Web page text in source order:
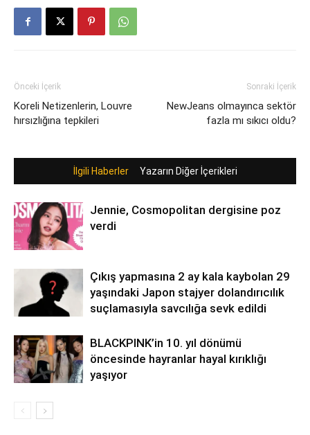
Önceki İçerik
Koreli Netizenlerin, Louvre
hırsızlığına tepkileri
Sonraki İçerik
NewJeans olmayınca sektör
fazla mı sıkıcı oldu?
İlgili Haberler Yazarın Diğer İçerikleri
Jennie, Cosmopolitan dergisine poz
verdi
Çıkış yapmasına 2 ay kala kaybolan 29
yaşındaki Japon stajyer dolandırıcılık
suçlamasıyla savcılığa sevk edildi
BLACKPINK’in 10. yıl dönümü
öncesinde hayranlar hayal kırıklığı
yaşıyor